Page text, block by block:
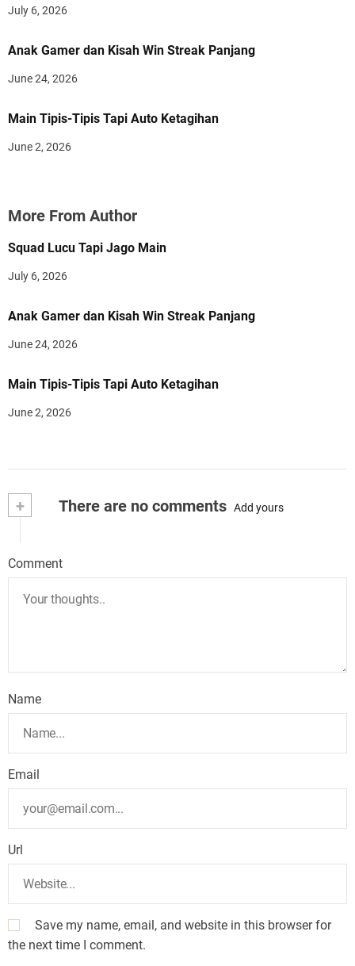
July 6, 2026
Anak Gamer dan Kisah Win Streak Panjang
June 24, 2026
Main Tipis-Tipis Tapi Auto Ketagihan
June 2, 2026
More From Author
Squad Lucu Tapi Jago Main
July 6, 2026
Anak Gamer dan Kisah Win Streak Panjang
June 24, 2026
Main Tipis-Tipis Tapi Auto Ketagihan
June 2, 2026
+ There are no comments Add yours
Comment
Name
Email
Url
Save my name, email, and website in this browser for
the next time I comment.